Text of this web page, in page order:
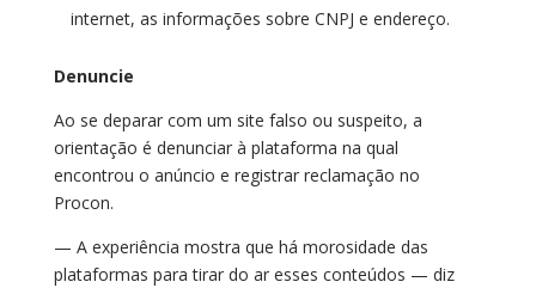
internet, as informações sobre CNPJ e endereço.
Denuncie
Ao se deparar com um site falso ou suspeito, a
orientação é denunciar à plataforma na qual
encontrou o anúncio e registrar reclamação no
Procon.
— A experiência mostra que há morosidade das
plataformas para tirar do ar esses conteúdos — diz